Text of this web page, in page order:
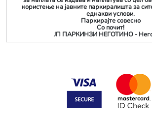
користење на јавните паркиралишта за
еднакви услови.
Паркирајте совесно
Со почит!
ЈП ПАРКИНЗИ НЕГОТИНО -